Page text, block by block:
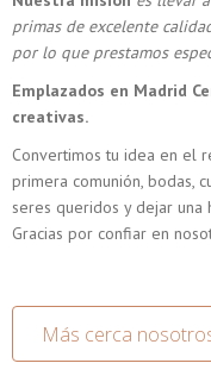
primas de excelente
por lo que prestamos
Emplazados en Madrid
creativas.
Convertimos tu idea en el
primera comunión, bodas,
seres queridos y dejar una
Gracias por confiar en
Más cerca